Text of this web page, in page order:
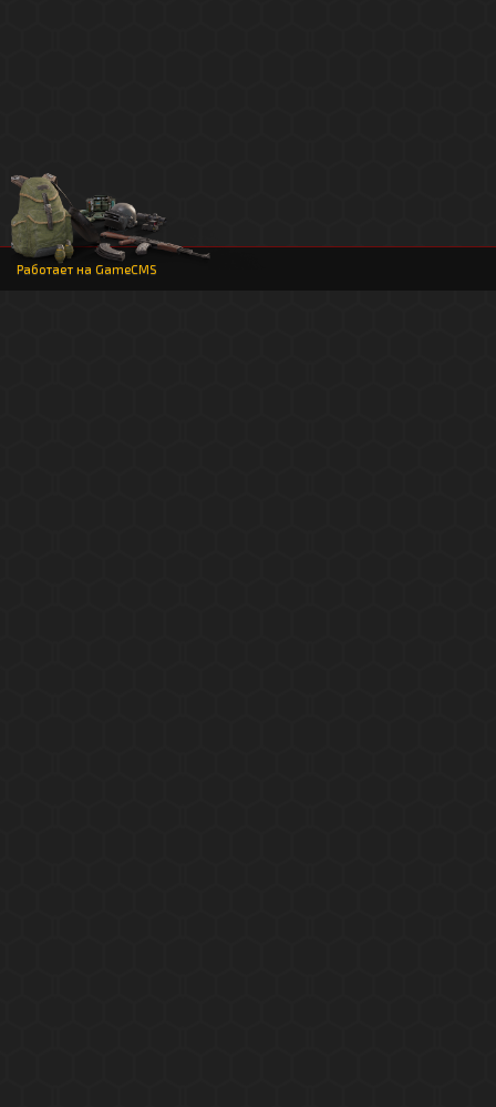
Работает на GameCMS